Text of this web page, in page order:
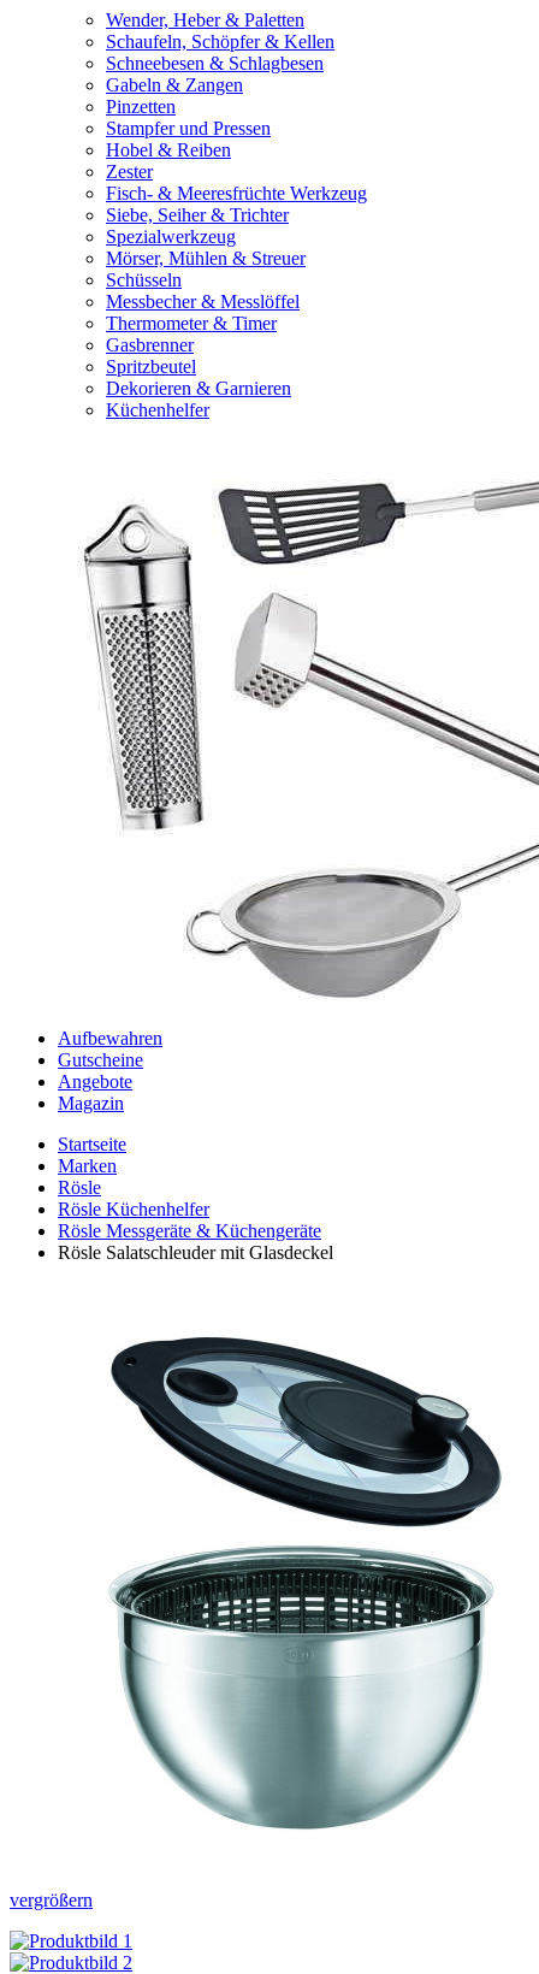
Wender, Heber & Paletten
Schaufeln, Schöpfer & Kellen
Schneebesen & Schlagbesen
Gabeln & Zangen
Pinzetten
Stampfer und Pressen
Hobel & Reiben
Zester
Fisch- & Meeresfrüchte Werkzeug
Siebe, Seiher & Trichter
Spezialwerkzeug
Mörser, Mühlen & Streuer
Schüsseln
Messbecher & Messlöffel
Thermometer & Timer
Gasbrenner
Spritzbeutel
Dekorieren & Garnieren
Küchenhelfer
Aufbewahren
Gutscheine
Angebote
Magazin
Startseite
Marken
Rösle
Rösle Küchenhelfer
Rösle Messgeräte & Küchengeräte
Rösle Salatschleuder mit Glasdeckel
vergrößern